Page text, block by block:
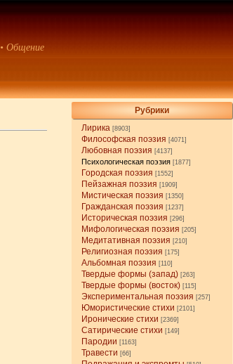
• Общение
Рубрики
Лирика [8903]
Философская поэзия [4071]
Любовная поэзия [4137]
Психологическая поэзия [1877]
Городская поэзия [1552]
Пейзажная поэзия [1909]
Мистическая поэзия [1350]
Гражданская поэзия [1237]
Историческая поэзия [296]
Мифологическая поэзия [205]
Медитативная поэзия [210]
Религиозная поэзия [175]
Альбомная поэзия [110]
Твердые формы (запад) [263]
Твердые формы (восток) [115]
Экспериментальная поэзия [257]
Юмористические стихи [2101]
Иронические стихи [2369]
Сатирические стихи [149]
Пародии [1163]
Травести [66]